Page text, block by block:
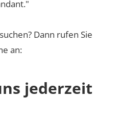
Dann rufen Sie
an:
jederzeit